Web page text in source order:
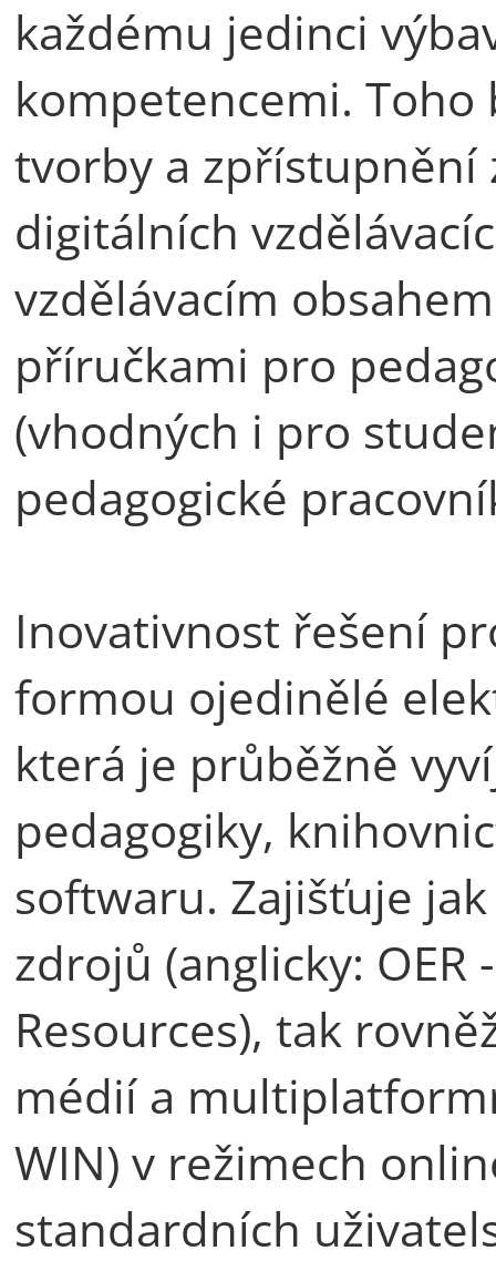
každému jedinci
kompetencemi.
tvorby a zpřístupnění
digitálních
vzdělávacím
příručkami pro
(vhodných i pro
pedagogické
Inovativnost řešení
formou ojedinělé
která je průběžně
pedagogiky,
softwaru. Zajišťuje
zdrojů (anglicky:
Resources), tak
médií a
WIN) v režimech
standardních